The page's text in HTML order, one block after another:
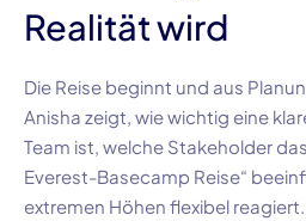
Realität wird
Die Reise beginnt und aus
Anisha zeigt, wie wichtig eine
Team ist, welche Stakeholder
Everest-Basecamp Reise“
extremen Höhen flexibel